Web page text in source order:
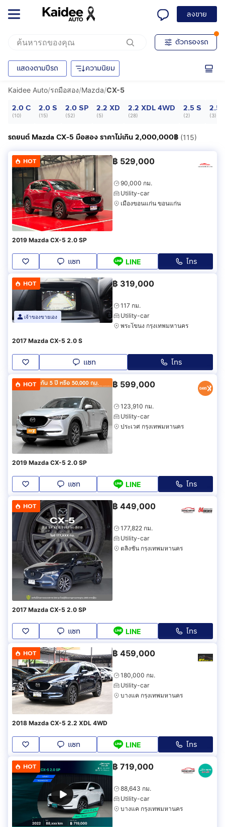
ลงขาย
ตัวกรองรถ
แสดงตามปีรถ ความนิยม
Kaidee Auto/รถมือสอง/Mazda/CX-5
2.0 C
(10)
2.0 S
(15)
2.0 SP
(52)
2.2 XD
(5)
2.2 XDL 4WD
(28)
2.5 S
(2)
2.5
(3)
รถยนต์ Mazda CX-5 มือสอง ราคาไม่เกิน 2,000,000฿ (115)
HOT ฿ 529,000
90,000 กม.
Utility-car
เมืองขอนแก่น ขอนแก่น
2019 Mazda CX-5 2.0 SP
แชท LINE โทร
HOT
เจ้าของขายเอง
฿ 319,000
117 กม.
Utility-car
พระโขนง กรุงเทพมหานคร
2017 Mazda CX-5 2.0 S
แชท โทร
HOT ฿ 599,000
123,910 กม.
Utility-car
ประเวศ กรุงเทพมหานคร
2019 Mazda CX-5 2.0 SP
แชท LINE โทร
HOT ฿ 449,000
177,822 กม.
Utility-car
ตลิ่งชัน กรุงเทพมหานคร
2017 Mazda CX-5 2.0 SP
แชท LINE โทร
HOT ฿ 459,000
180,000 กม.
Utility-car
บางแค กรุงเทพมหานคร
2018 Mazda CX-5 2.2 XDL 4WD
แชท LINE โทร
HOT ฿ 719,000
88,643 กม.
Utility-car
บางแค กรุงเทพมหานคร